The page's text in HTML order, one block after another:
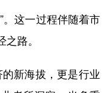
这一过程伴随着市
路。
新海拔，更是行业